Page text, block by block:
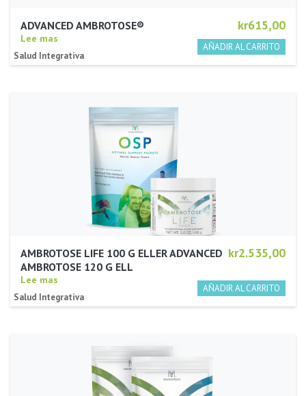
kr615,00
ADVANCED AMBROTOSE®
Lee mas
Salud Integrativa
kr2.535,00
AMBROTOSE LIFE 100 G ELLER ADVANCED
AMBROTOSE 120 G ELL
Lee mas
Salud Integrativa